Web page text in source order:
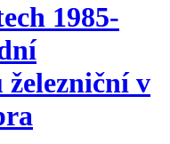
1985-
v